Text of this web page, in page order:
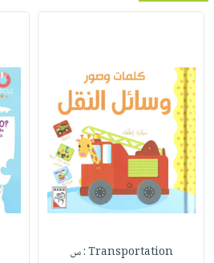
Transportation : س